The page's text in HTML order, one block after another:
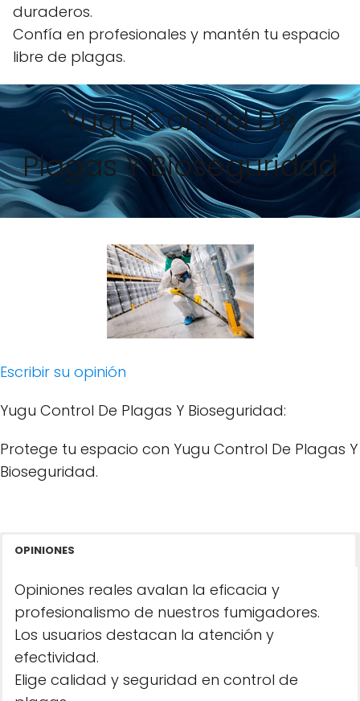
duraderos.
Confía en profesionales y mantén tu espacio
libre de plagas.
Yugu Control De
Plagas Y Bioseguridad
Escribir su opinión
Yugu Control De Plagas Y Bioseguridad:
Protege tu espacio con Yugu Control De Plagas Y
Bioseguridad.
OPINIONES
Opiniones reales avalan la eficacia y
profesionalismo de nuestros fumigadores.
Los usuarios destacan la atención y
efectividad.
Elige calidad y seguridad en control de